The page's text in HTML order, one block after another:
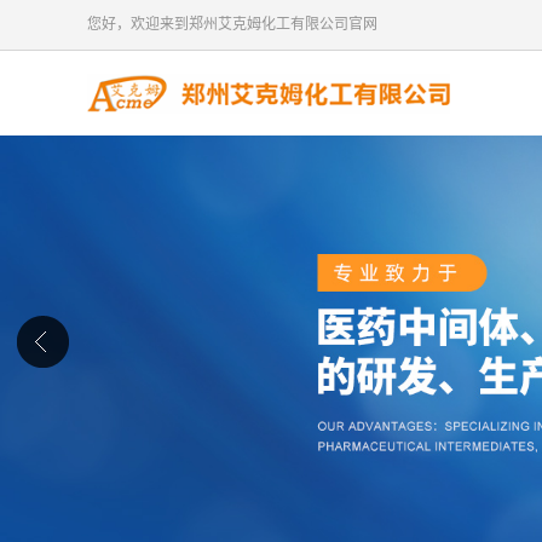
您好，欢迎来到郑州艾克姆化工有限公司官网